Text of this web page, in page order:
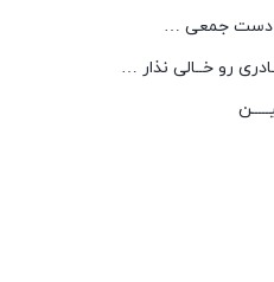
دست جمعی …
رو خــالی نذار …